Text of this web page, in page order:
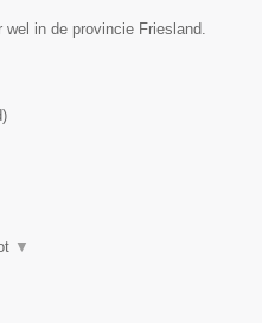
in de provincie Friesland.
)
▼